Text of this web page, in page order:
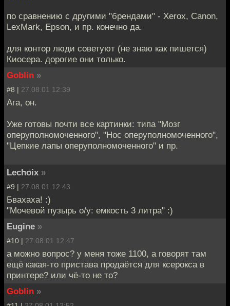
по сравнению с другими "брендами" - Xerox, Canon,
LexMark, Epson, и пр. конечно да.
для контор люди советуют (не знаю как пишется)
Киосера. дорогие они только.
Goblin »
#8 | 27.08.01 12:39
Ага, он.
Уже готовы почти все картинки: типа "Мозг
оперуполномоченного", "Нос оперуполномоченного",
"Цепкие лапы оперуполномоченного" и пр.
Lechoix »
#9 | 27.08.01 12:43
Бвахаха! :)
"Мочевой пузырь о/у: емкость 3 литра" :)
Eugine »
#10 | 27.08.01 12:47
а можно вопрос? у меня тоже 1100, а говорят там
ещё какая-то пристава продаётся для ксерокса в
принтере? или чё-то не то?
Goblin »